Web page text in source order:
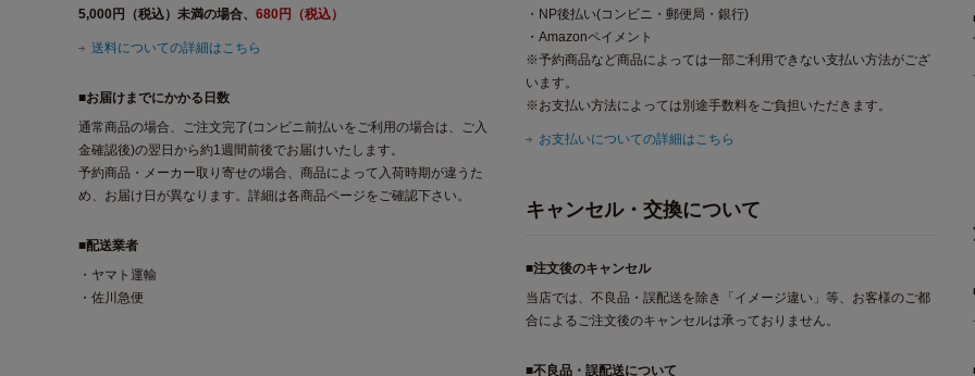
5,000円（税込）未満の場合、 680円（税込）
送料についての詳細はこちら
■お届けまでにかかる日数
通常商品の場合、ご注文完了(コンビニ前払いをご利用の場合は、ご入
金確認後)の翌日から約1週間前後でお届けいたします。
予約商品・メーカー取り寄せの場合、商品によって入荷時期が違うた
め、お届け日が異なります。詳細は各商品ページをご確認下さい。
■配送業者
・ヤマト運輸
・佐川急便
・NP後払い(コンビニ・郵便局・銀行)
・Amazonペイメント
※予約商品など商品によっては一部ご利用できない支払い方法がござ
います。
※お支払い方法によっては別途手数料をご負担いただきます。
お支払いについての詳細はこちら
キャンセル・交換について
■注文後のキャンセル
当店では、不良品・誤配送を除き「イメージ違い」等、お客様のご都
合によるご注文後のキャンセルは承っておりません。
■不良品・誤配送について